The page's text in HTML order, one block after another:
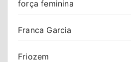
força feminina
Franca Garcia
Friozem